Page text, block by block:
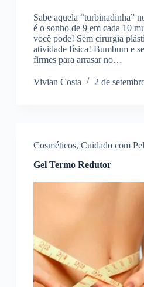
Sabe aquela “turbinadinha”
é o sonho de 9 em cada 10
você pode! Sem cirurgia
atividade física! Bumbum e
firmes para arrasar no…
Vivian Costa 2 de
Cosméticos, Cuidado com
Gel Termo Redutor